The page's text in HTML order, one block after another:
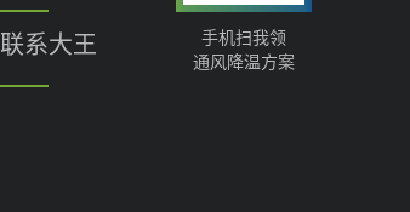
联系大王
手机扫我领
通风降温方案